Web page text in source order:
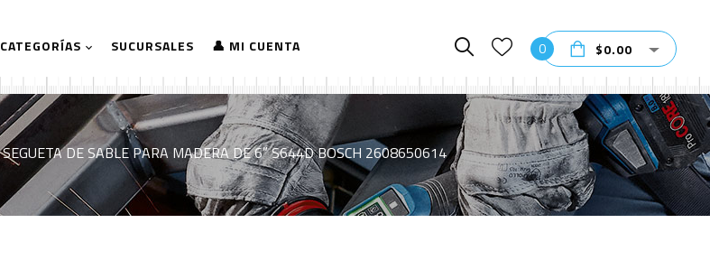
CATEGORÍAS SUCURSALES 👤 MI CUENTA 0 $0.00
SEGUETA DE SABLE PARA MADERA DE 6″ S644D BOSCH 2608650614